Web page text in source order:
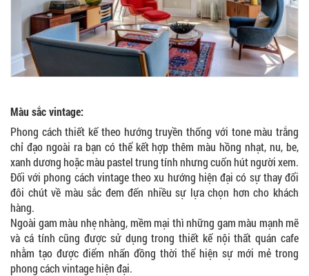
Màu sắc vintage:
Phong cách thiết kế theo hướng truyền thống với tone màu trắng
chỉ đạo ngoài ra bạn có thể kết hợp thêm màu hồng nhạt, nu, be,
xanh dương hoặc màu pastel trung tính nhưng cuốn hút người xem.
Đối với phong cách vintage theo xu hướng hiện đại có sự thay đổi
đôi chút về màu sắc đem đến nhiều sự lựa chọn hơn cho khách
hàng.
Ngoài gam màu nhẹ nhàng, mềm mại thì những gam màu mạnh mẽ
và cá tính cũng được sử dụng trong thiết kế nội thất quán cafe
nhằm tạo được điểm nhấn đồng thời thể hiện sự mới mẻ trong
phong cách vintage hiện đại.